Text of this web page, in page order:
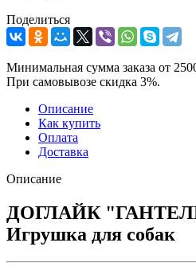
Поделиться
Минимальная сумма заказа от
При самовывозе скидка 3%.
Описание
Как купить
Оплата
Доставка
Описание
ДОГЛАЙК
Игрушка для собак